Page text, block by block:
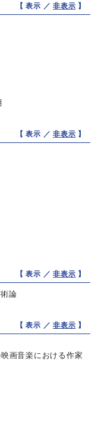
【 表示 ／非表示 】
【 表示 ／非表示 】
【 表示 ／非表示 】
論
【 表示 ／非表示 】
画音楽における作家